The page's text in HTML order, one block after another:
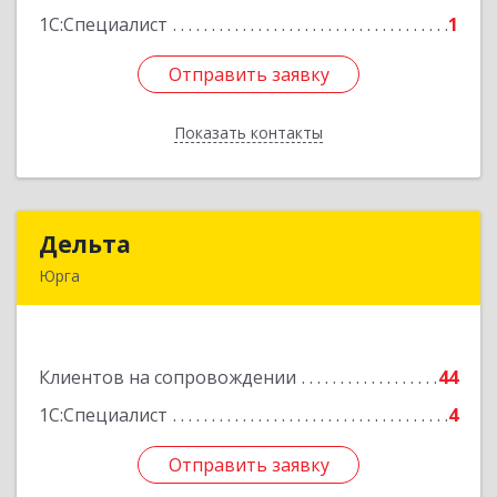
1С:Специалист
1
Отправить заявку
Показать контакты
Отправить заявку
Назад
Дельта
Юрга
Клиентов на сопровождении
44
1С:Специалист
4
Отправить заявку
Подробнее
Отправить заявку